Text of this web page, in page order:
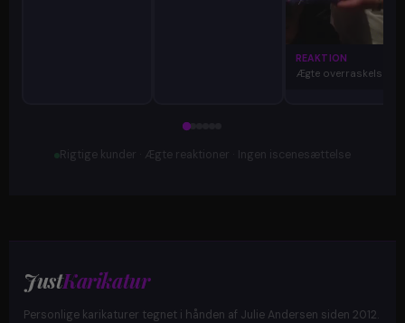
REAKTION
Ægte overraskelse
Rigtige kunder · Ægte reaktioner · Ingen iscenesættelse
JustKarikatur
Personlige karikaturer tegnet i hånden af Julie Andersen siden 2012.